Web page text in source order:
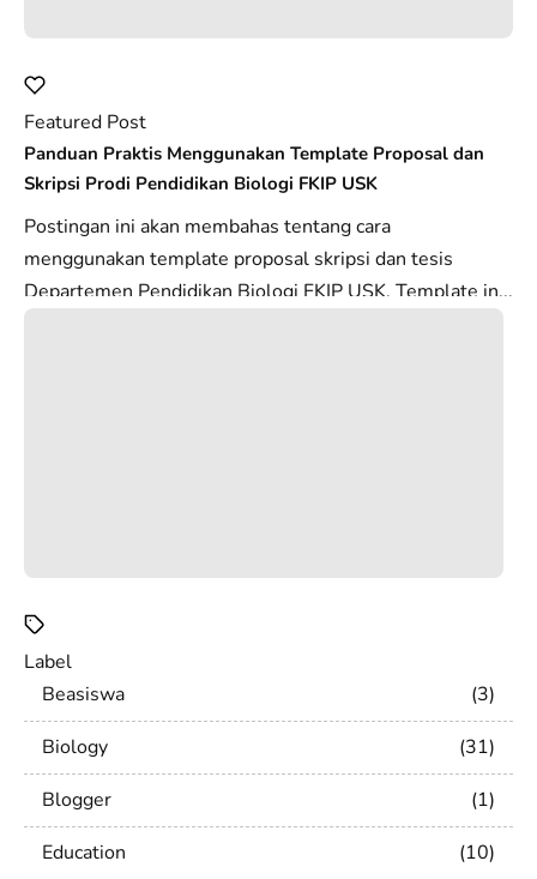
Featured Post
Panduan Praktis Menggunakan Template Proposal dan
Skripsi Prodi Pendidikan Biologi FKIP USK
Postingan ini akan membahas tentang cara
menggunakan template proposal skripsi dan tesis
Departemen Pendidikan Biologi FKIP USK. Template in...
Label
Beasiswa
3
Biology
31
Blogger
1
Education
10